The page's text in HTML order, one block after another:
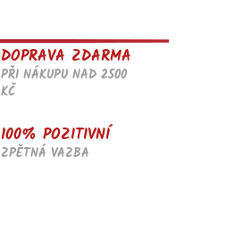
DOPRAVA ZDARMA
PŘI NÁKUPU NAD 2500
KČ
100% POZITIVNÍ
ZPĚTNÁ VAZBA